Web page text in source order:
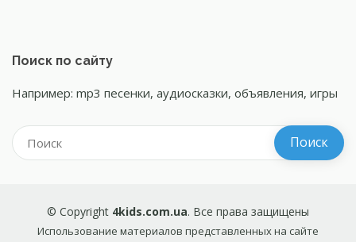
Поиск по сайту
Например: mp3 песенки, аудиосказки, объявления, игры
© Copyright 4kids.com.ua. Все права защищены
Использование материалов представленных на сайте